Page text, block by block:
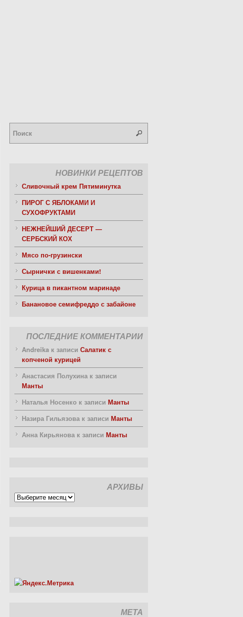
НОВИНКИ РЕЦЕПТОВ
Сливочный крем Пятиминутка
ПИРОГ С ЯБЛОКАМИ И
СУХОФРУКТАМИ
НЕЖНЕЙШИЙ ДЕСЕРТ —
СЕРБСКИЙ КОХ
Мясо по-грузински
Сырнички с вишенками!
Курица в пикантном маринаде
Банановое семифреддо с забайоне
ПОСЛЕДНИЕ КОММЕНТАРИИ
Andreika к записи Салатик с
копченой курицей
Анастасия Полухина к записи
Манты
Наталья Носенко к записи Манты
Назира Гильязова к записи Манты
Анна Кирьянова к записи Манты
АРХИВЫ
Архивы
МЕТА